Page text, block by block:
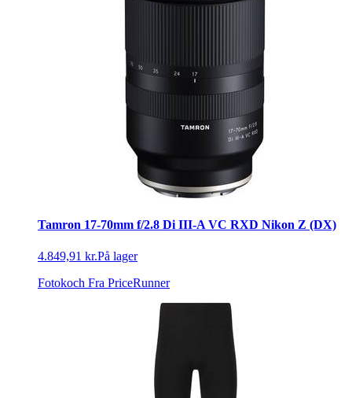
Tamron 17-70mm f/2.8 Di III-A VC RXD Nikon Z (DX)
4.849,91 kr.På lager
Fotokoch Fra PriceRunner